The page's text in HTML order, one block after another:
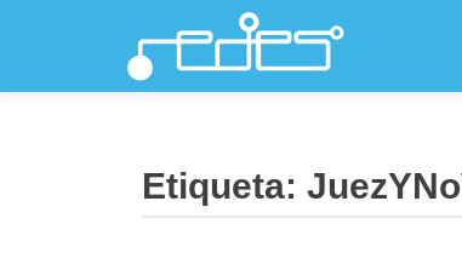
Etiqueta: